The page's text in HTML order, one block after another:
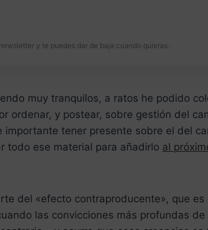
y te puedes dar de baja cuando quieras.
muy tranquilos, a ratos he podido
ordenar, y postear, sobre gestión del
importante tener presente sobre el del
todo ese material para añadirlo al
del «efecto contraproducente», que es
las convicciones más profundas de